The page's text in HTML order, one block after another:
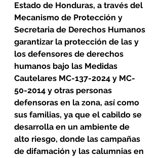
Estado de Honduras, a través del
Mecanismo de Protección y
Secretaria de Derechos Humanos
garantizar la protección de las y
los defensores de derechos
humanos bajo las Medidas
Cautelares MC-137-2024 y MC-
50-2014 y otras personas
defensoras en la zona, así como
sus familias, ya que el cabildo se
desarrolla en un ambiente de
alto riesgo, donde las campañas
de difamación y las calumnias en